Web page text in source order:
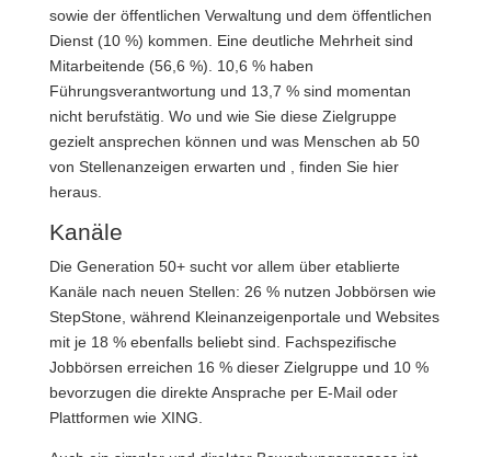
sowie der öffentlichen Verwaltung und dem öffentlichen
Dienst (10 %) kommen. Eine deutliche Mehrheit sind
Mitarbeitende (56,6 %). 10,6 % haben
Führungsverantwortung und 13,7 % sind momentan
nicht berufstätig. Wo und wie Sie diese Zielgruppe
gezielt ansprechen können und was Menschen ab 50
von Stellenanzeigen erwarten und , finden Sie hier
heraus.
Kanäle
Die Generation 50+ sucht vor allem über etablierte
Kanäle nach neuen Stellen: 26 % nutzen Jobbörsen wie
StepStone, während Kleinanzeigenportale und Websites
mit je 18 % ebenfalls beliebt sind. Fachspezifische
Jobbörsen erreichen 16 % dieser Zielgruppe und 10 %
bevorzugen die direkte Ansprache per E-Mail oder
Plattformen wie XING.